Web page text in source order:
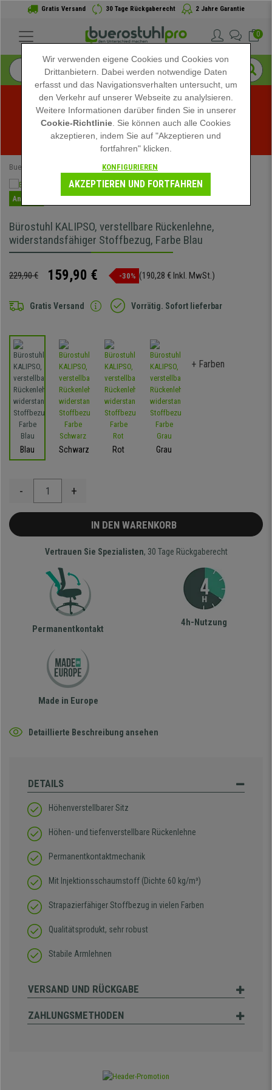
Gratis Versand 30 Tage Rückgaberecht 2 Jahre Garantie
0
Sommerschlussverkauf bei buerostuhlpro! Exklusive
Rabatte für kurze Zeit - Aktion ansehen -
Buerostuhlpro Schreibtischstühle
Angebot
Bürostuhl KALIPSO, verstellbare Rückenlehne,
widerstandsfähiger Stoffbezug, Farbe Blau
229,90 € 159,90 € -30% (190,28 € Inkl. MwSt.)
Gratis Versand Vorrätig. Sofort lieferbar
Blau Schwarz Rot Grau
+ Farben
- +
IN DEN WARENKORB
Vertrauen Sie Spezialisten, 30 Tage Rückgaberecht
Permanentkontakt
4h-Nutzung
Made in Europe
Detaillierte Beschreibung ansehen
DETAILS
Höhenverstellbarer Sitz
Höhen- und tiefenverstellbare Rückenlehne
Permanentkontaktmechanik
Mit Injektionsschaumstoff (Dichte 60 kg/m³)
Strapazierfähiger Stoffbezug in vielen Farben
Qualitätsprodukt, sehr robust
Stabile Armlehnen
VERSAND UND RÜCKGABE
ZAHLUNGSMETHODEN
Wir verwenden eigene Cookies und Cookies von
Drittanbietern. Dabei werden notwendige Daten
erfasst und das Navigationsverhalten untersucht, um
den Verkehr auf unserer Webseite zu analylsieren.
Weitere Informationen darüber finden Sie in unserer
Cookie-Richtlinie . Sie können auch alle Cookies
akzeptieren, indem Sie auf "Akzeptieren und
fortfahren" klicken.
KONFIGURIEREN
AKZEPTIEREN UND FORTFAHREN